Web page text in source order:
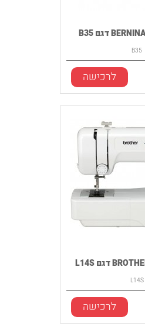
B35
לרכישה
L14S
לרכישה